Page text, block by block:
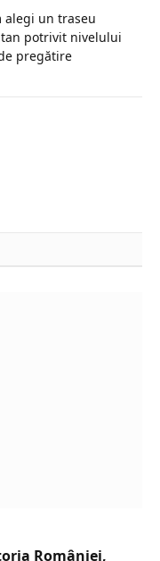
alegi un traseu
potrivit nivelului
pregătire
României,